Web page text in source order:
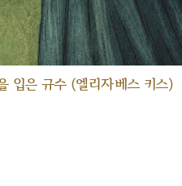
입은 규수 (엘리자베스 키스)